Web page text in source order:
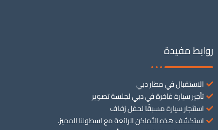
روابط مفيدة
الاستقبال في مطار دبي
تأجير سيارة فاخرة في دبي لجلسة تصوير
استئجار سيارة مسبقًا لحفل زفاف
استكشف هذه الأماكن الرائعة مع اسطولنا المميز.